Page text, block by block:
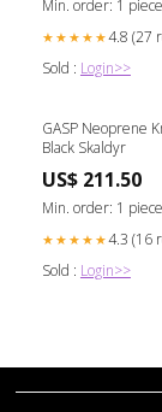
Min. order: 1 piece
★★★★★4.8 (27
Sold : Login>>
GASP Neoprene
Black Skaldyr
US$ 211.50
Min. order: 1 piece
★★★★★4.3 (16
Sold : Login>>